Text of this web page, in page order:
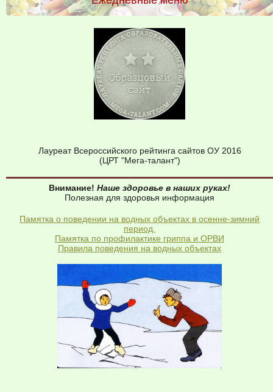
Лауреат Всероссийского рейтинга сайтов ОУ 2016
(ЦРТ "Мега-талант")
Внимание! Наше здоровье в наших руках!
Полезная для здоровья информация
Памятка о поведении на водных объектах в осенне-зимний
период.
Памятка по профилактике гриппа и ОРВИ
Правила поведения на водных объектах